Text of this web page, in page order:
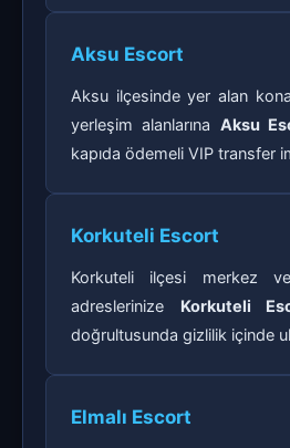
Aksu Escort
Aksu ilçesinde yer alan
yerleşim alanlarına Aksu
kapıda ödemeli VIP transfer
Korkuteli Escort
Korkuteli ilçesi merkez
adreslerinize Korkuteli
doğrultusunda gizlilik içinde
Elmalı Escort